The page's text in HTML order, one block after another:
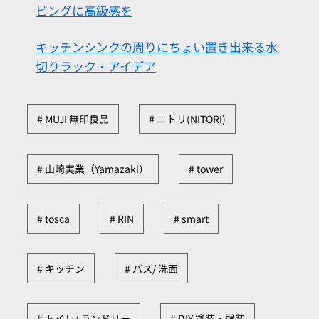
ビングに高級感を
キッチンシンクの周りにちょい置き出来る水
切りラック・アイデア
MUJI 無印良品 ニトリ(NITORI)
山崎実業（Yamazaki） tower
tosca RIN smart
キッチン バス/ 洗面